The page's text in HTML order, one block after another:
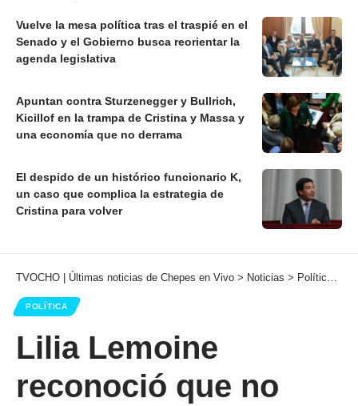
Vuelve la mesa política tras el traspié en el
Senado y el Gobierno busca reorientar la
agenda legislativa
Apuntan contra Sturzenegger y Bullrich,
Kicillof en la trampa de Cristina y Massa y
una economía que no derrama
El despido de un histórico funcionario K,
un caso que complica la estrategia de
Cristina para volver
TVOCHO | Últimas noticias de Chepes en Vivo > Noticias > Política >
POLÍTICA
Lilia Lemoine
reconoció que no